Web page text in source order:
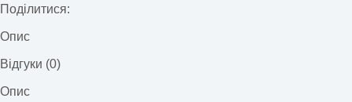
Поділитися:
Опис
Відгуки (0)
Опис